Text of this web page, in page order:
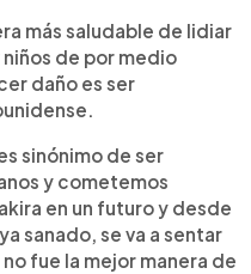
más saludable de lidiar
de por medio
daño es ser
sinónimo de ser
y cometemos
en un futuro y desde
sanado, se va a sentar
fue la mejor manera de